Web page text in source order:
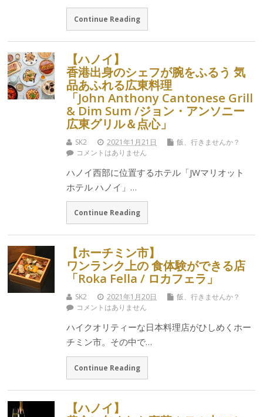
Continue Reading
【ハノイ】
香港出身のシェフが腕をふるう 気
品あふれる広東料理
「John Anthony Cantonese Grill
& Dim Sum /ジョン・アンソニー
広東グリル＆点心」
SK2 2021年1月21日
飯、行きませんか？
コメントはありません
ハノイ西部に位置するホテル「JWマリオット
ホテル ハノイ」…
Continue Reading
【ホーチミン市】
ワンランク上の 食体験ができる店
「Roka Fella / ロカフェラ」
SK2 2021年1月20日
飯、行きませんか？
コメントはありません
ハイクオリティーな日本料理店がひしめくホー
チミン市。その中で…
Continue Reading
【ハノイ】